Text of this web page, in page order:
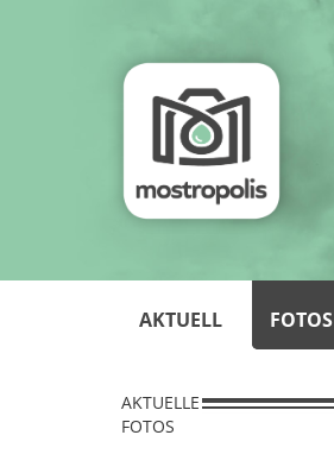
AKTUELL FOTOS
AKTUELLE
FOTOS